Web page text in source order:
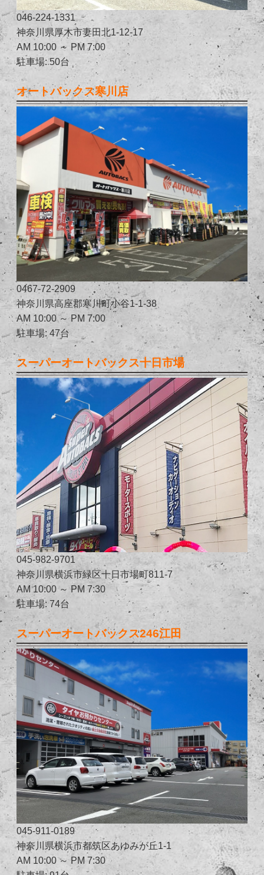
046-224-1331
神奈川県厚木市妻田北1-12-17
AM 10:00 ～ PM 7:00
駐車場: 50台
オートバックス寒川店
0467-72-2909
神奈川県高座郡寒川町小谷1-1-38
AM 10:00 ～ PM 7:00
駐車場: 47台
スーパーオートバックス十日市場
045-982-9701
神奈川県横浜市緑区十日市場町811-7
AM 10:00 ～ PM 7:30
駐車場: 74台
スーパーオートバックス246江田
045-911-0189
神奈川県横浜市都筑区あゆみが丘1-1
AM 10:00 ～ PM 7:30